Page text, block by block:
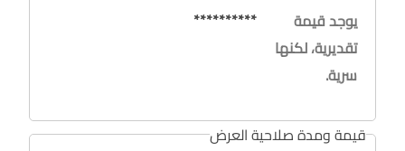
يوجد قيمة
تقديرية، لكنها
سرية.
**********
قيمة ومدة صلاحية العرض